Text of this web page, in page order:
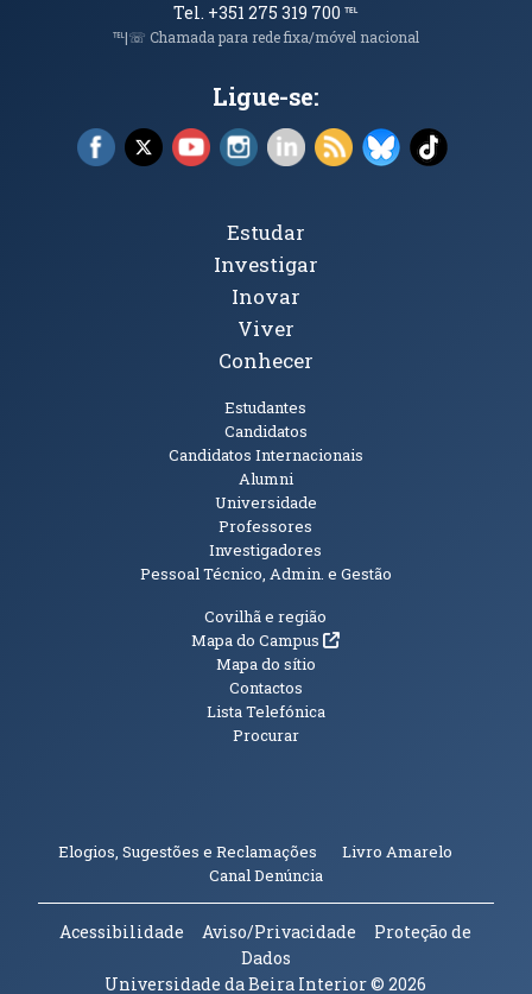
Tel. +351 275 319 700℡
℡|☏ Chamada para rede fixa/móvel nacional
Ligue-se:
Facebook (abre em nova janela)
X (abre em nova janela)
YouTube (abre em nova janela)
Instagram (abre em nova janela)
LinkedIn (abre em nova
RSS (abre em nova
Bluesky (abre
TikTok
Tópicos Principais
Estudar
Investigar
Inovar
Viver
Conhecer
Estudantes
Candidatos
Candidatos Internacionais
Alumni
Universidade
Professores
Investigadores
Pessoal Técnico, Admin. e Gestão
Informações Adicionais
Covilhã e região
Mapa do Campus(abre em nova janela)
Mapa do sítio
Contactos
Lista Telefónica
Procurar
Elogios, Sugestões e Reclamações Livro Amarelo
Canal Denúncia(abre em nova janela)
Acessibilidade Aviso/Privacidade
Proteção de
Dados
Universidade da Beira Interior© 2026